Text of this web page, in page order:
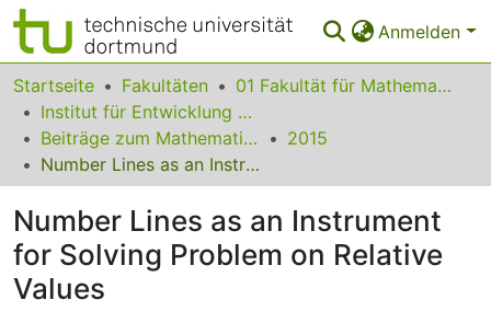
Anmelden
Bereiche & Sammlungen
Das gesamte Repositorium
Statistiken
FAQ
Leitlinien
Zurück zur Startseite
Startseite Fakultäten
01 Fakultät für Mathematik
Institut für Entwicklung und Erforschung des Mathematikunterrichts
Beiträge zum Mathematikunterricht
2015
Number Lines as an Instrument for Solving Problem on Relative Values
Number Lines as an Instrument
for Solving Problem on Relative
Values